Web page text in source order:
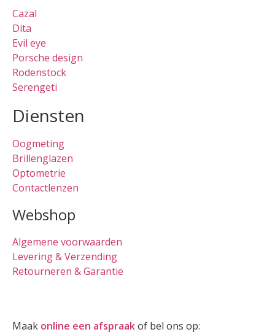
Cazal
Dita
Evil eye
Porsche design
Rodenstock
Serengeti
Diensten
Oogmeting
Brillenglazen
Optometrie
Contactlenzen
Webshop
Algemene voorwaarden
Levering & Verzending
Retourneren & Garantie
Maak online een afspraakof bel ons op: